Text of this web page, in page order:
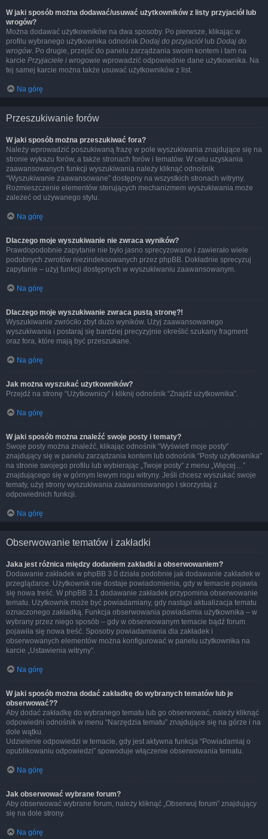
W jaki sposób można dodawać/usuwać użytkowników z listy przyjaciół lub
wrogów?
Można dodawać użytkowników na dwa sposoby. Po pierwsze, klikając w
profilu wybranego użytkownika odnośnik Dodaj do przyjaciół lub Dodaj do
wrogów. Po drugie, przejść do panelu zarządzania swoim kontem i tam na
karcie Przyjaciele i wrogowie wprowadzić odpowiednie dane użytkownika. Na
tej samej karcie można także usuwać użytkowników z list.
Na górę
Przeszukiwanie forów
W jaki sposób można przeszukiwać fora?
Należy wprowadzić poszukiwaną frazę w pole wyszukiwania znajdujące się na
stronie wykazu forów, a także stronach forów i tematów. W celu uzyskania
zaawansowanych funkcji wyszukiwania należy kliknąć odnośnik
“Wyszukiwanie zaawansowane” dostępny na wszystkich stronach witryny.
Rozmieszczenie elementów sterujących mechanizmem wyszukiwania może
zależeć od używanego stylu.
Na górę
Dlaczego moje wyszukiwanie nie zwraca wyników?
Prawdopodobnie zapytanie nie było jasno sprecyzowane i zawierało wiele
podobnych zwrotów niezindeksowanych przez phpBB. Dokładnie sprecyzuj
zapytanie – użyj funkcji dostępnych w wyszukiwaniu zaawansowanym.
Na górę
Dlaczego moje wyszukiwanie zwraca pustą stronę?!
Wyszukiwanie zwróciło zbyt dużo wyników. Użyj zaawansowanego
wyszukiwania i postaraj się bardziej precyzyjnie określić szukany fragment
oraz fora, które mają być przeszukane.
Na górę
Jak można wyszukać użytkowników?
Przejdź na stronę “Użytkownicy” i kliknij odnośnik “Znajdź użytkownika”.
Na górę
W jaki sposób można znaleźć swoje posty i tematy?
Swoje posty można znaleźć, klikając odnośnik “Wyświetl moje posty”
znajdujący się w panelu zarządzania kontem lub odnośnik “Posty użytkownika”
na stronie swojego profilu lub wybierając „Twoje posty” z menu „Więcej…”
znajdującego się w górnym lewym rogu witryny. Jeśli chcesz wyszukać swoje
tematy, użyj strony wyszukiwania zaawansowanego i skorzystaj z
odpowiednich funkcji.
Na górę
Obserwowanie tematów i zakładki
Jaka jest różnica między dodaniem zakładki a obserwowaniem?
Dodawanie zakładek w phpBB 3.0 działa podobnie jak dodawanie zakładek w
przeglądarce. Użytkownik nie dostaje powiadomienia, gdy w temacie pojawia
się nowa treść. W phpBB 3.1 dodawanie zakładek przypomina obserwowanie
tematu. Użytkownik może być powiadamiany, gdy nastąpi aktualizacja tematu
oznaczonego zakładką. Funkcja obserwowania powiadamia użytkownika – w
wybrany przez niego sposób – gdy w obserwowanym temacie bądź forum
pojawiła się nowa treść. Sposoby powiadamiania dla zakładek i
obserwowanych elementów można konfigurować w panelu użytkownika na
karcie „Ustawienia witryny”.
Na górę
W jaki sposób można dodać zakładkę do wybranych tematów lub je
obserwować??
Aby dodać zakładkę do wybranego tematu lub go obserwować, należy kliknąć
odpowiedni odnośnik w menu “Narzędzia tematu” znajdujące się na górze i na
dole wątku.
Udzielenie odpowiedzi w temacie, gdy jest aktywna funkcja “Powiadamiaj o
opublikowaniu odpowiedzi” spowoduje włączenie obserwowania tematu.
Na górę
Jak obserwować wybrane forum?
Aby obserwować wybrane forum, należy kliknąć „Obserwuj forum” znajdujący
się na dole strony.
Na górę